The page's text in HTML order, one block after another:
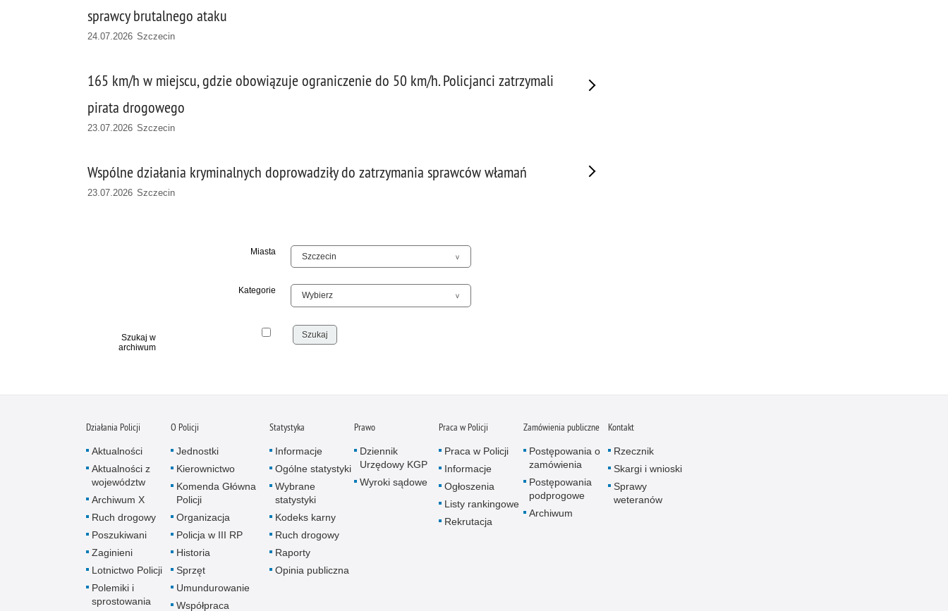
sprawcy brutalnego ataku
24.07.2026 Szczecin
165 km/h w miejscu, gdzie obowiązuje ograniczenie do 50 km/h. Policjanci zatrzymali
pirata drogowego
23.07.2026 Szczecin
Wspólne działania kryminalnych doprowadziły do zatrzymania sprawców włamań
23.07.2026 Szczecin
Miasta
Kategorie
Szukaj w
archiwum
Przemyt
Przestępczość alkoholowa
Przestępczość bankowa i kredytowa
Działania Policji
Aktualności
Aktualności z
województw
Archiwum X
Ruch drogowy
Poszukiwani
Zaginieni
Lotnictwo Policji
Polemiki i
sprostowania
O Policji
Jednostki
Kierownictwo
Komenda Główna
Policji
Organizacja
Policja w III RP
Historia
Sprzęt
Umundurowanie
Współpraca
Statystyka
Informacje
Ogólne statystyki
Wybrane
statystyki
Kodeks karny
Ruch drogowy
Raporty
Opinia publiczna
Prawo
Dziennik
Urzędowy KGP
Wyroki sądowe
Praca w Policji
Praca w Policji
Informacje
Ogłoszenia
Listy rankingowe
Rekrutacja
Zamówienia publiczne
Postępowania o
zamówienia
Postępowania
podprogowe
Archiwum
Kontakt
Rzecznik
Skargi i wnioski
Sprawy
weteranów